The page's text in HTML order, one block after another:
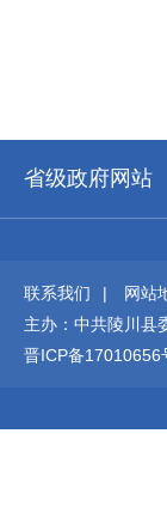
省级政府网站
联系我们 |
网站
主办：中共陵川
晋ICP备17010656